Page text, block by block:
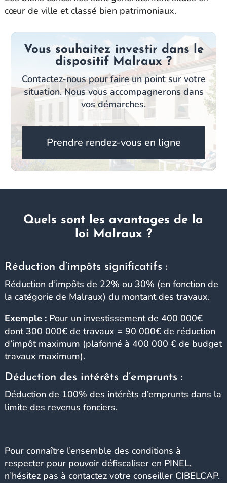
cœur de ville et classé bien patrimoniaux.
Vous souhaitez investir dans le
dispositif Malraux ?
Contactez-nous pour faire un point sur votre
situation. Nous vous accompagnerons dans
vos démarches.
Prendre rendez-vous en ligne
Quels sont les avantages de la
loi Malraux ?
Réduction d’impôts significatifs :
Réduction d’impôts de 22% ou 30% (en fonction de
la catégorie de Malraux) du montant des travaux.
Exemple :Pour un investissement de 400 000€
dont 300 000€ de travaux = 90 000€ de réduction
d’impôt maximum (plafonné à 400 000 € de budget
travaux maximum).
Déduction des intérêts d’emprunts :
Déduction de 100% des intérêts d’emprunts dans la
limite des revenus fonciers.
Pour connaître l’ensemble des conditions à
respecter pour pouvoir défiscaliser en PINEL,
n’hésitez pas à contactez votre conseiller CIBELCAP.